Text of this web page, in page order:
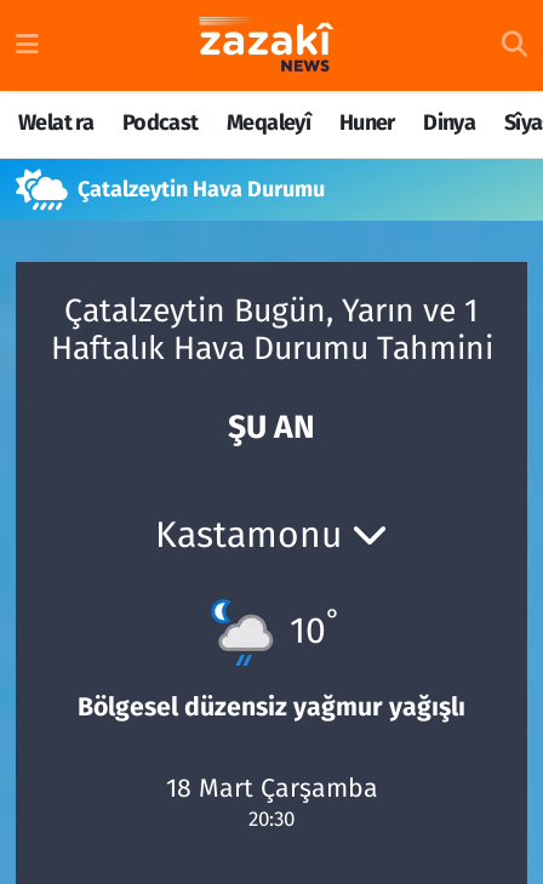
Welat ra Podcast Meqaleyî Huner Dinya
Çatalzeytin Hava Durumu
Çatalzeytin Bugün, Yarın ve 1
Haftalık Hava Durumu Tahmini
ŞU AN
Kastamonu
10°
Bölgesel düzensiz yağmur yağışlı
18 Mart Çarşamba
20:30
Welat ra
Podcast
Meqaleyî
Dinya
Nöbetçi Eczaneler
Hava Durumu
Namaz Vakitleri
Süper Lig Puan Durumu ve Fikstür
Haber Arşivi